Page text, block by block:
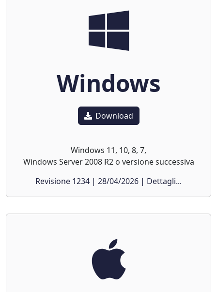
Windows
Download
Windows 11, 10, 8, 7,
Windows Server 2008 R2 o versione successiva
Revisione 1234 | 28/04/2026 | Dettagli...